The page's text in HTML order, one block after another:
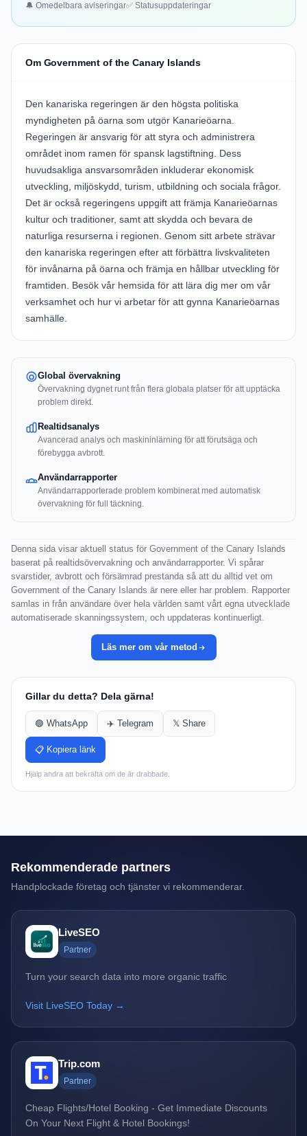
🔔 Omedelbara aviseringar✅ Statusuppdateringar
Om Government of the Canary Islands
Den kanariska regeringen är den högsta politiska
myndigheten på öarna som utgör Kanarieöarna.
Regeringen är ansvarig för att styra och administrera
området inom ramen för spansk lagstiftning. Dess
huvudsakliga ansvarsområden inkluderar ekonomisk
utveckling, miljöskydd, turism, utbildning och sociala frågor.
Det är också regeringens uppgift att främja Kanarieöarnas
kultur och traditioner, samt att skydda och bevara de
naturliga resurserna i regionen. Genom sitt arbete strävar
den kanariska regeringen efter att förbättra livskvaliteten
för invånarna på öarna och främja en hållbar utveckling för
framtiden. Besök vår hemsida för att lära dig mer om vår
verksamhet och hur vi arbetar för att gynna Kanarieöarnas
samhälle.
Global övervakning
Övervakning dygnet runt från flera globala platser för att upptäcka
problem direkt.
Realtidsanalys
Avancerad analys och maskininlärning för att förutsäga och
förebygga avbrott.
Användarrapporter
Användarrapporterade problem kombinerat med automatisk
övervakning för full täckning.
Denna sida visar aktuell status för Government of the Canary Islands
baserat på realtidsövervakning och användarrapporter. Vi spårar
svarstider, avbrott och försämrad prestanda så att du alltid vet om
Government of the Canary Islands är nere eller har problem. Rapporter
samlas in från användare över hela världen samt vårt egna utvecklade
automatiserade skanningssystem, och uppdateras kontinuerligt.
Läs mer om vår metod
Gillar du detta? Dela gärna!
🟢 WhatsApp ✈️ Telegram 𝕏 Share
📋 Kopiera länk
Hjälp andra att bekräfta om de är drabbade.
Rekommenderade partners
Handplockade företag och tjänster vi rekommenderar.
LiveSEO
Partner
Turn your search data into more organic traffic
Visit LiveSEO Today →
Trip.com
Partner
Cheap Flights/Hotel Booking - Get Immediate Discounts
On Your Next Flight & Hotel Bookings!